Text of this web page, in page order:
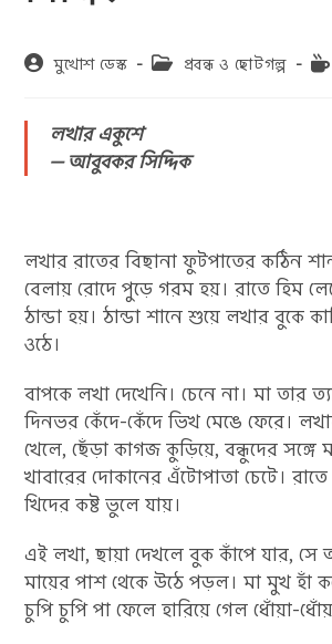
Postমুখোশ ডেস্ক
Post প্রবন্ধ ও ছোটগল্প
লখার একুশে
— আবুবকর সিদ্দিক
লখার রাতের বিছানা ফুটপাতের কঠিন
বেলায় রোদে পুড়ে গরম হয়। রাতে হিম
ঠান্ডা হয়। ঠান্ডা শানে শুয়ে লখার বুকে
ওঠে।
বাপকে লখা দেখেনি। চেনে না। মা তার
দিনভর কেঁদে-কেঁদে ভিখ মেঙে ফেরে।
খেলে, ছেঁড়া কাগজ কুড়িয়ে, বন্ধুদের সঙ্গে
খাবারের দোকানের এঁটোপাতা চেটে।
খিদের কষ্ট ভুলে যায়।
এই লখা, ছায়া দেখলে বুক কাঁপে যার,
মায়ের পাশ থেকে উঠে পড়ল। মা মুখ হাঁ
চুপি চুপি পা ফেলে হারিয়ে গেল ধোঁয়া-